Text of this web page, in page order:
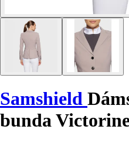
Samshield
bunda